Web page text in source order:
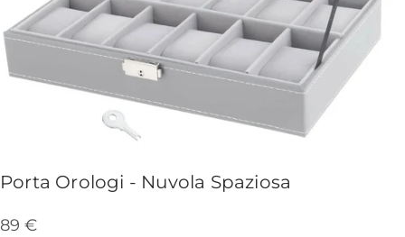
Porta Orologi - Nuvola Spaziosa
89 €